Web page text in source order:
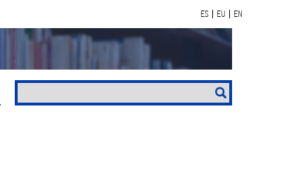
ES EU EN